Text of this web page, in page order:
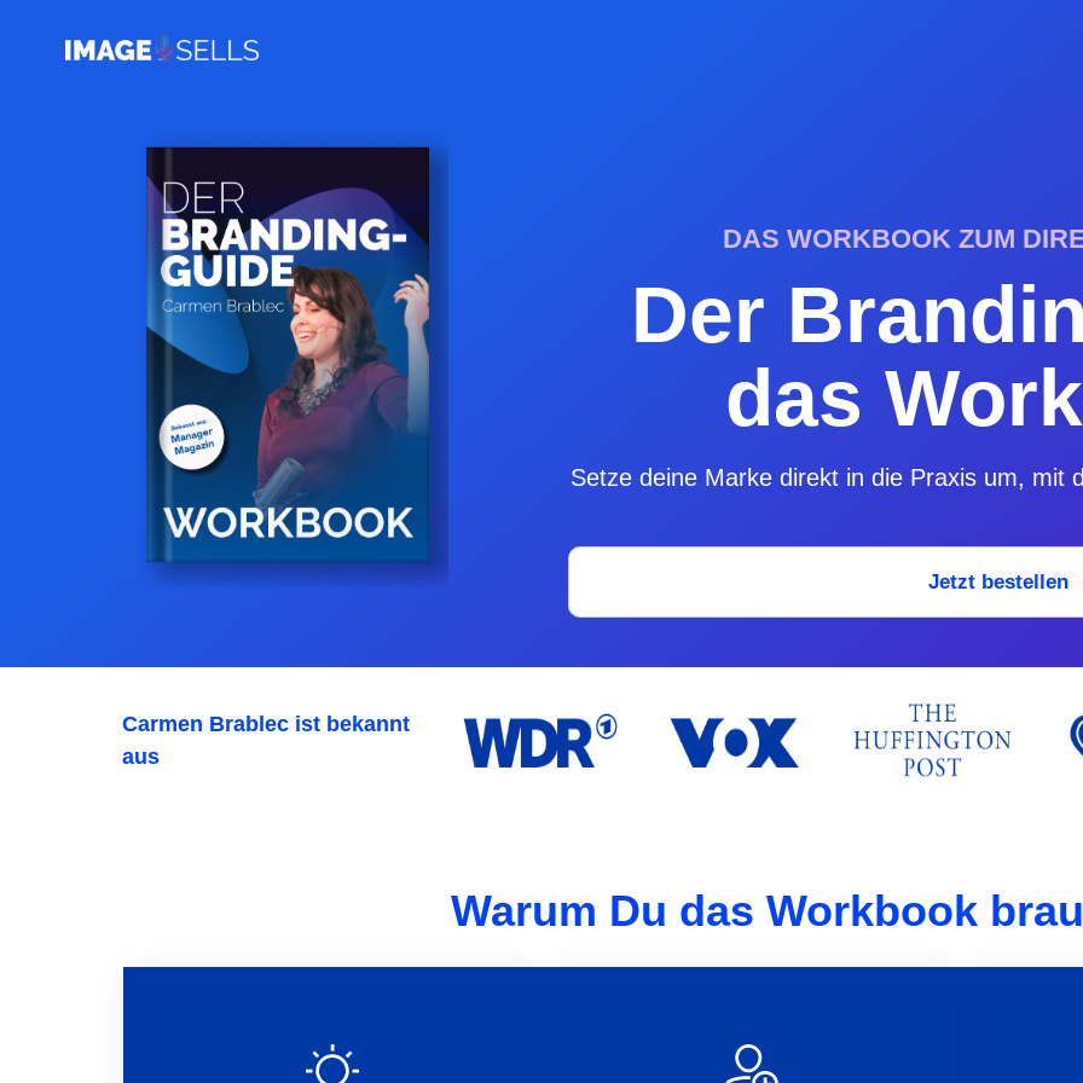
DAS WORKBOOK ZUM
Der
das
Setze deine Marke direkt in die Praxis um, mit
Jetzt bestellen
Carmen Brablec ist bekannt
aus
Warum Du das Workbook